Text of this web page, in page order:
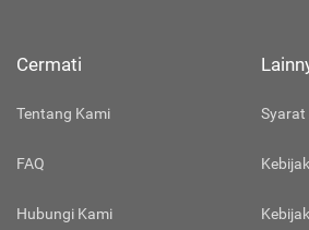
Cermati
Tentang Kami
FAQ
Hubungi Kami
Syarat